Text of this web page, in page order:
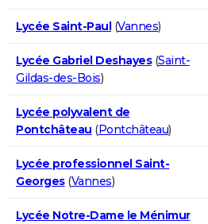
Lycée Saint-Paul(Vannes)
Lycée Gabriel Deshayes(Saint-
Gildas-des-Bois)
Lycée polyvalent de
Pontchâteau (Pontchâteau)
Lycée professionnel Saint-
Georges(Vannes)
Lycée Notre-Dame le Ménimur